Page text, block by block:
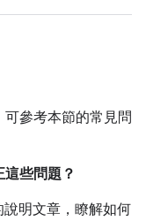
參考本節的常見問
些問題？
說明文章，瞭解如何